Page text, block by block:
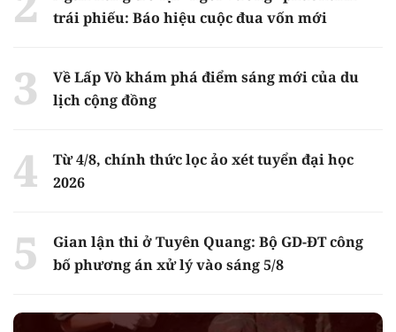
trái phiếu: Báo hiệu cuộc đua vốn mới
Về Lấp Vò khám phá điểm sáng mới của du
lịch cộng đồng
Từ 4/8, chính thức lọc ảo xét tuyển đại học
2026
Gian lận thi ở Tuyên Quang: Bộ GD-ĐT công
bố phương án xử lý vào sáng 5/8